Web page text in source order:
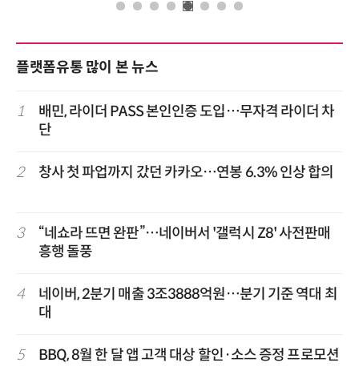
플랫폼유통 많이 본 뉴스
1
배민, 라이더 PASS 본인인증 도입…무자격 라이더 차
단
2 창사 첫 파업까지 갔던 카카오…연봉 6.3% 인상 합의
3
“네쇼라 뜨면 완판”…네이버서 '갤럭시 Z8' 사전판매
흥행 돌풍
4
네이버, 2분기 매출 3조3888억원…분기 기준 역대 최
대
5 BBQ, 8월 한 달 앱 고객 대상 할인·소스 증정 프로모션